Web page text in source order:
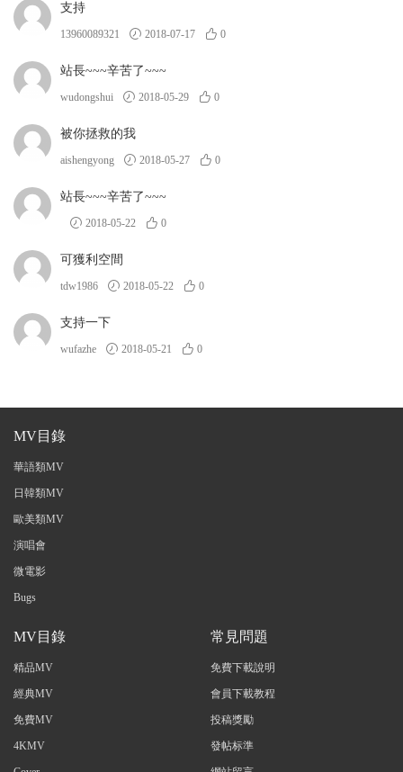
支持
13960089321 2018-07-17 0
站長~~~辛苦了~~~
wudongshui 2018-05-29 0
被你拯救的我
aishengyong 2018-05-27 0
站長~~~辛苦了~~~
2018-05-22 0
可獲利空間
tdw1986 2018-05-22 0
支持一下
wufazhe 2018-05-21 0
MV目錄
華語類MV
日韓類MV
歐美類MV
演唱會
微電影
Bugs
MV目錄
精品MV
經典MV
免費MV
4KMV
常見問題
免費下載說明
會員下載教程
投稿獎勵
發帖标準